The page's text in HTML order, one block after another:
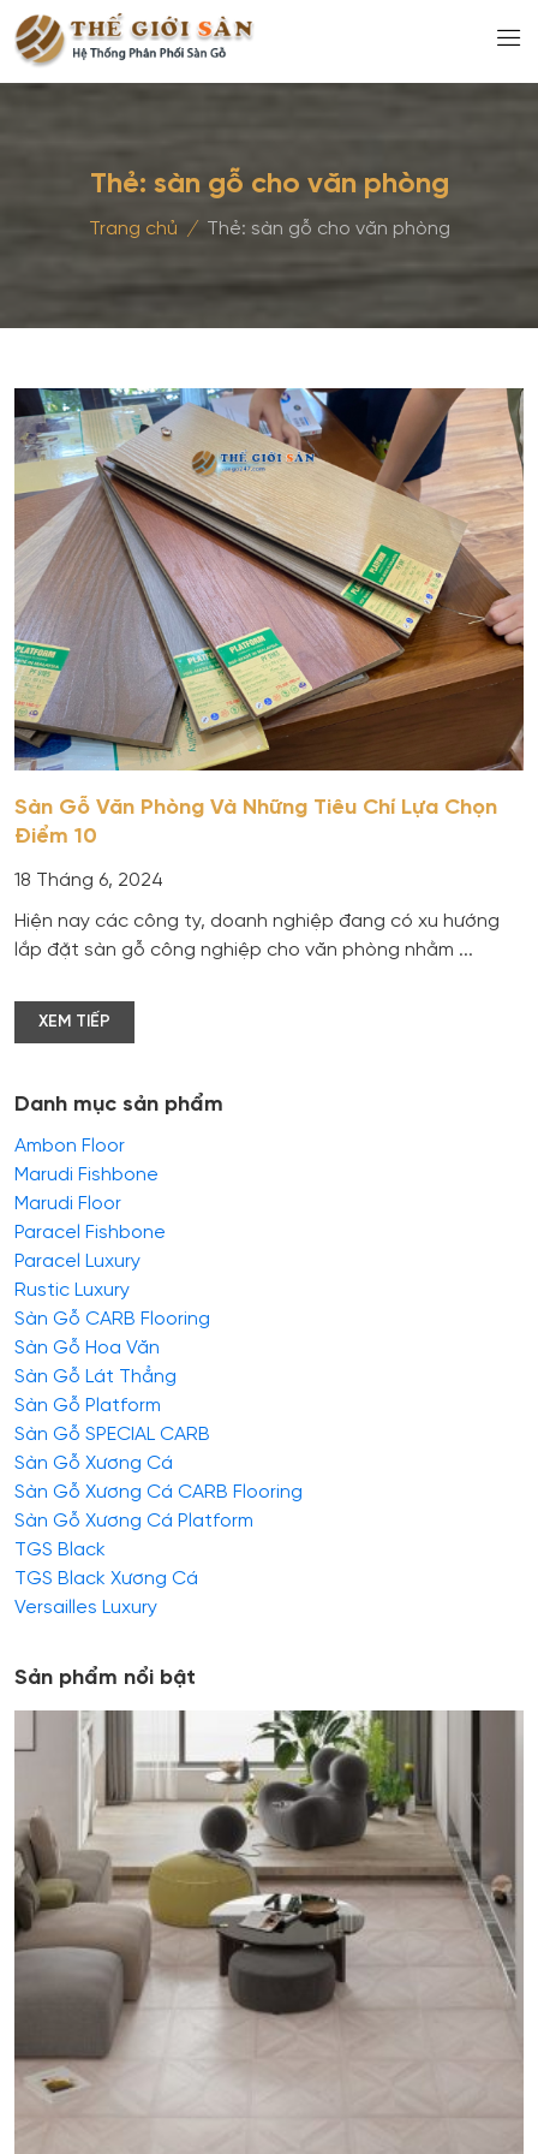
Thẻ: sàn gỗ cho văn phòng
Trang chủ / Thẻ: sàn gỗ cho văn phòng
Sàn Gỗ Văn Phòng Và Những Tiêu Chí Lựa Chọn
Điểm 10
18 Tháng 6, 2024
Hiện nay các công ty, doanh nghiệp đang có xu hướng
lắp đặt sàn gỗ công nghiệp cho văn phòng nhằm ...
XEM TIẾP
Danh mục sản phẩm
Ambon Floor
Marudi Fishbone
Marudi Floor
Paracel Fishbone
Paracel Luxury
Rustic Luxury
Sàn Gỗ CARB Flooring
Sàn Gỗ Hoa Văn
Sàn Gỗ Lát Thẳng
Sàn Gỗ Platform
Sàn Gỗ SPECIAL CARB
Sàn Gỗ Xương Cá
Sàn Gỗ Xương Cá CARB Flooring
Sàn Gỗ Xương Cá Platform
TGS Black
TGS Black Xương Cá
Versailles Luxury
Sản phẩm nổi bật